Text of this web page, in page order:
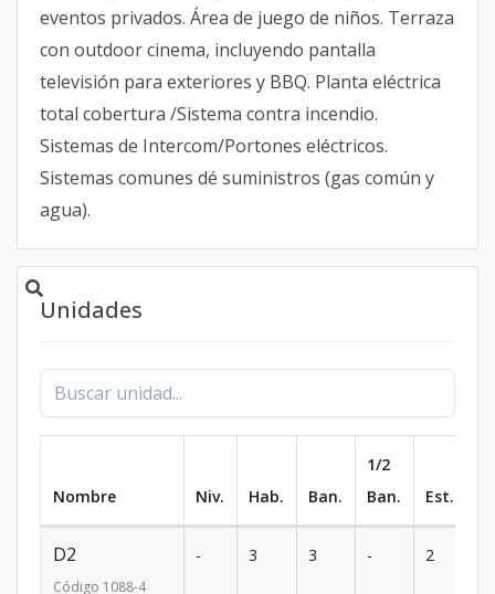
eventos privados. Área de juego de niños. Terraza
con outdoor cinema, incluyendo pantalla
televisión para exteriores y BBQ. Planta eléctrica
total cobertura /Sistema contra incendio.
Sistemas de Intercom/Portones eléctricos.
Sistemas comunes dé suministros (gas común y
agua).
Unidades
Nombre Niv. Hab. Ban.
1/2
Ban.
Est.
D2
Código 1088-4
- 3 3 - 2